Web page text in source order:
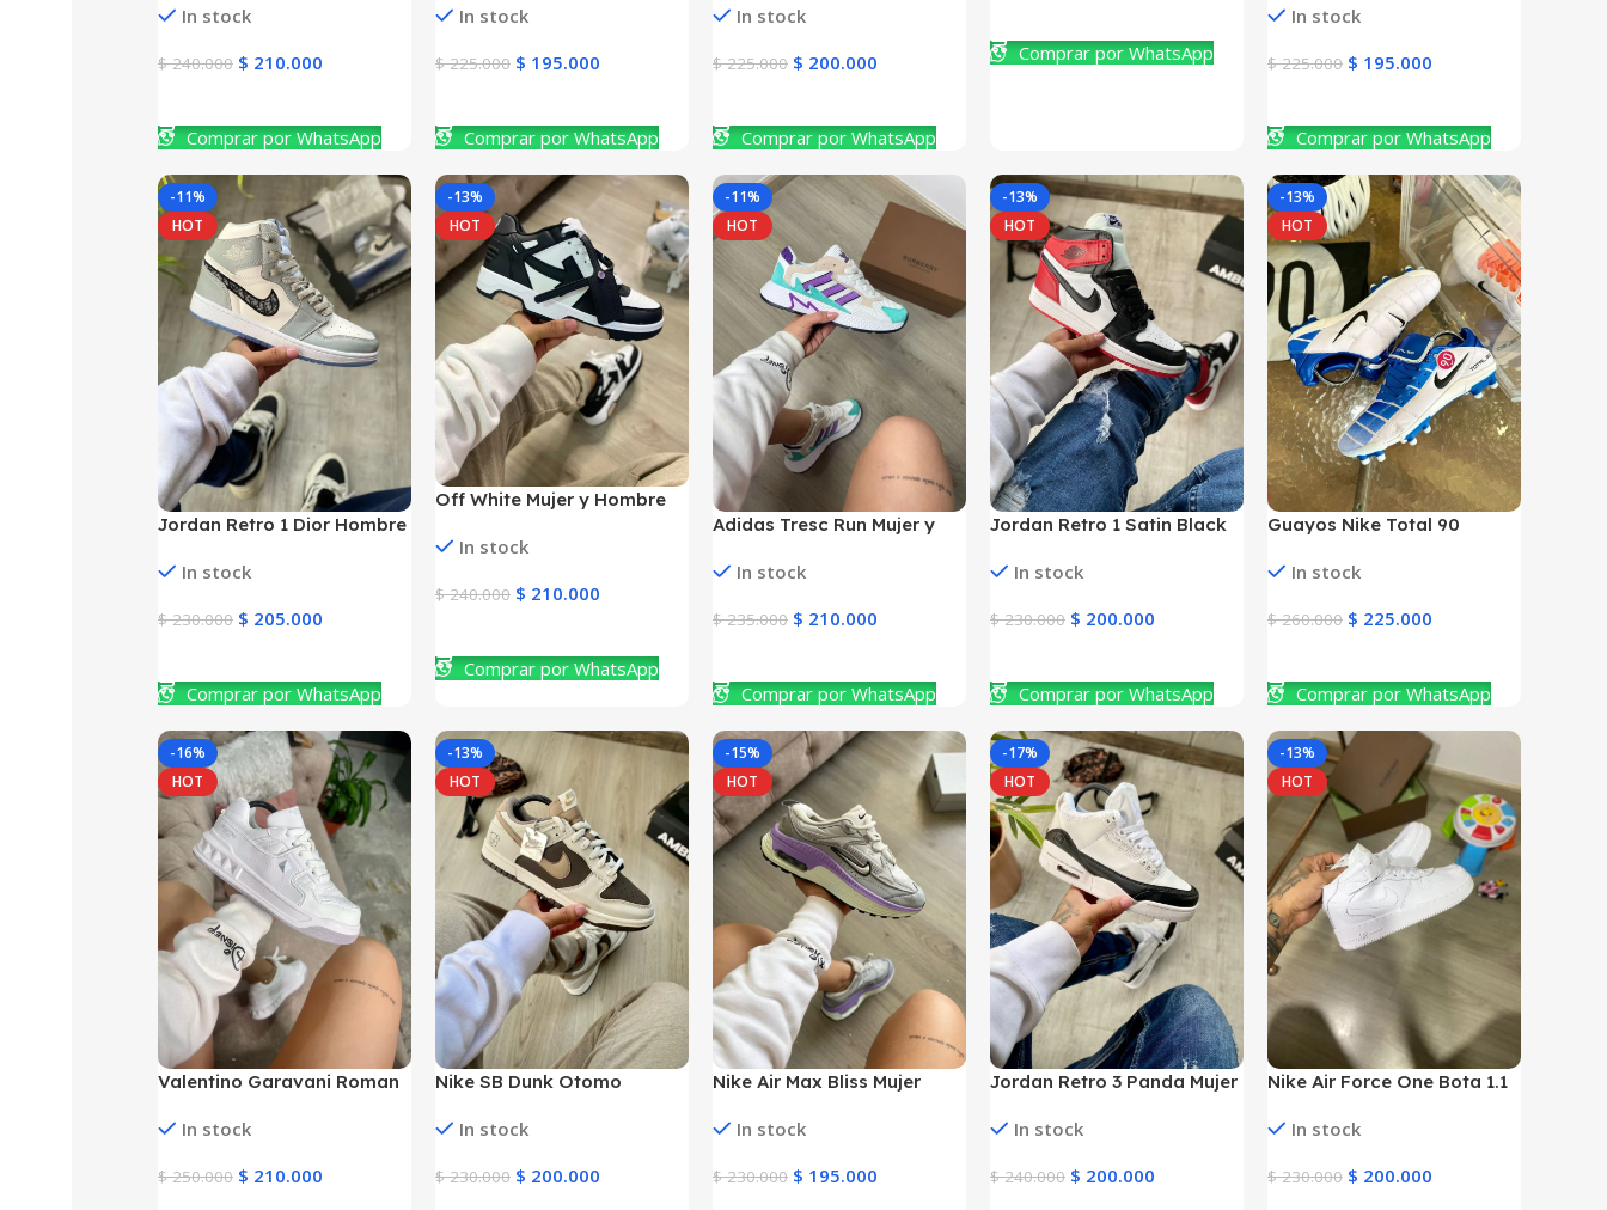
In stock
$240.000 $ 210.000
Comprar por WhatsApp
In stock
$225.000 $ 195.000
Comprar por WhatsApp
In stock
$225.000 $ 200.000
Comprar por WhatsApp
Comprar por WhatsApp
In stock
$225.000 $ 195.000
Comprar por WhatsApp
-11%
HOT
Jordan Retro 1 Dior Hombre
In stock
$230.000 $ 205.000
Comprar por WhatsApp
-13%
HOT
Off White Mujer y Hombre
In stock
$240.000 $ 210.000
Comprar por WhatsApp
-11%
HOT
Adidas Tresc Run Mujer y
In stock
$235.000 $ 210.000
Comprar por WhatsApp
-13%
HOT
Jordan Retro 1 Satin Black
In stock
$230.000 $ 200.000
Comprar por WhatsApp
-13%
HOT
Guayos Nike Total 90
In stock
$260.000 $ 225.000
Comprar por WhatsApp
-16%
HOT
Valentino Garavani Roman
In stock
$250.000 $ 210.000
-13%
HOT
Nike SB Dunk Otomo
In stock
$230.000 $ 200.000
-15%
HOT
Nike Air Max Bliss Mujer
In stock
$230.000 $ 195.000
-17%
HOT
Jordan Retro 3 Panda Mujer
In stock
$240.000 $ 200.000
-13%
HOT
Nike Air Force One Bota 1.1
In stock
$230.000 $ 200.000